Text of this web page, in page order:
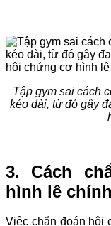
Tập gym sai cách
kéo dài, từ đó gây
3. Cách
hình lê
Việc chẩn đoán hội